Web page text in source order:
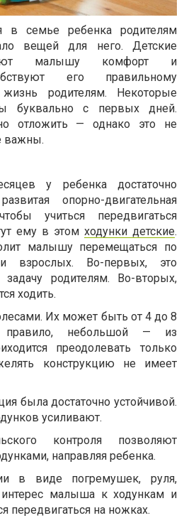
в семье ребенка родителям
вещей для него. Детские
малышу комфорт и
его правильному
родителям. Некоторые
буквально с первых дней.
отложить — однако это не
важны.
у ребенка достаточно
опорно-двигательная
учиться передвигаться
ему в этом ходунки детские.
малышу перемещаться по
взрослых. Во-первых, это
задачу родителям. Во-вторых,
ходить.
Их может быть от 4 до 8
небольшой — из
преодолевать только
конструкцию не имеет
была достаточно устойчивой.
усиливают.
контроля позволяют
направляя ребенка.
в виде погремушек, руля,
малыша к ходункам и
передвигаться на ножках.